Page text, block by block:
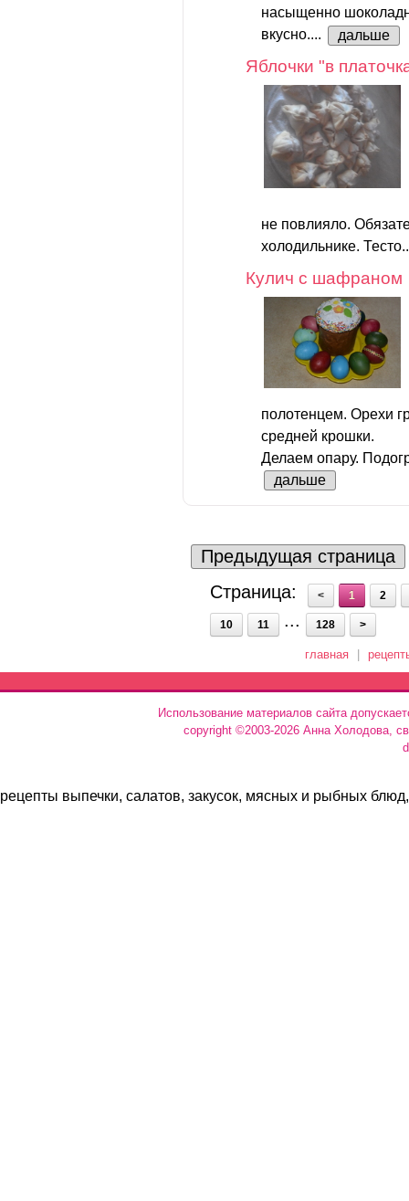
насыщенно
вкусно....
дальше
Яблочки "в
не повлияло.
холодильнике.
Кулич с шафраном
полотенцем. Орехи
средней крошки.
Делаем опару.
дальше
Предыдущая страница
Страница:
< 1 2
10 11 ... 128 >
главная
Использование материалов сайта
copyright ©2003-2026 Анна Холодова,
рецепты выпечки, салатов, закусок, мясных и рыбных